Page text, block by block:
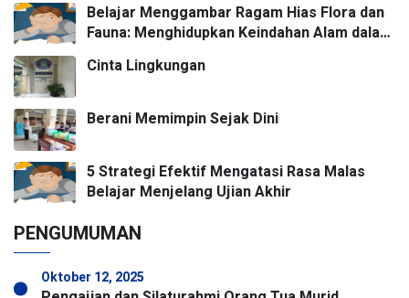
Belajar Menggambar Ragam Hias Flora dan
Fauna: Menghidupkan Keindahan Alam dalam
Cinta Lingkungan
Berani Memimpin Sejak Dini
5 Strategi Efektif Mengatasi Rasa Malas
Belajar Menjelang Ujian Akhir
PENGUMUMAN
Oktober 12, 2025